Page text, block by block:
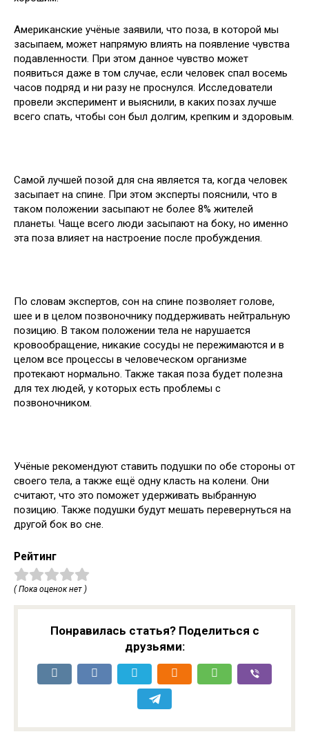
Американские учёные заявили, что поза, в которой мы
засыпаем, может напрямую влиять на появление чувства
подавленности. При этом данное чувство может
появиться даже в том случае, если человек спал восемь
часов подряд и ни разу не проснулся. Исследователи
провели эксперимент и выяснили, в каких позах лучше
всего спать, чтобы сон был долгим, крепким и здоровым.
Самой лучшей позой для сна является та, когда человек
засыпает на спине. При этом эксперты пояснили, что в
таком положении засыпают не более 8% жителей
планеты. Чаще всего люди засыпают на боку, но именно
эта поза влияет на настроение после пробуждения.
По словам экспертов, сон на спине позволяет голове,
шее и в целом позвоночнику поддерживать нейтральную
позицию. В таком положении тела не нарушается
кровообращение, никакие сосуды не пережимаются и в
целом все процессы в человеческом организме
протекают нормально. Также такая поза будет полезна
для тех людей, у которых есть проблемы с
позвоночником.
Учёные рекомендуют ставить подушки по обе стороны от
своего тела, а также ещё одну класть на колени. Они
считают, что это поможет удерживать выбранную
позицию. Также подушки будут мешать перевернуться на
другой бок во сне.
Рейтинг
( Пока оценок нет )
Понравилась статья? Поделиться с
друзьями: